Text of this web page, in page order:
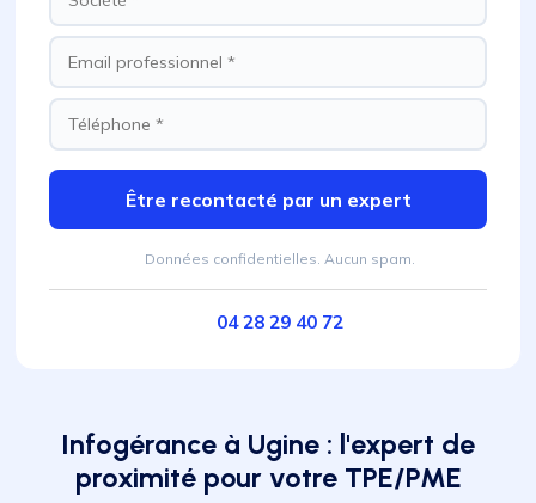
Être recontacté par un expert
Données confidentielles. Aucun spam.
04 28 29 40 72
Infogérance à Ugine : l'expert de
proximité pour votre TPE/PME